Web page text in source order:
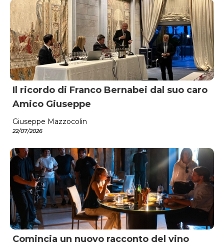
Il ricordo di Franco Bernabei dal suo caro
Amico Giuseppe
Giuseppe Mazzocolin
22/07/2026
Comincia un nuovo racconto del vino